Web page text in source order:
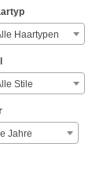
Haartypen
Stile
Jahre